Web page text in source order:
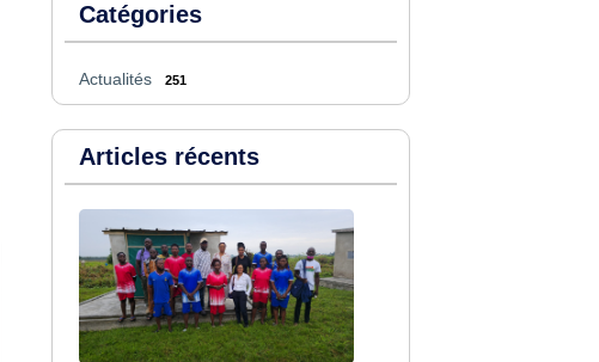
Catégories
Actualités 251
Articles récents